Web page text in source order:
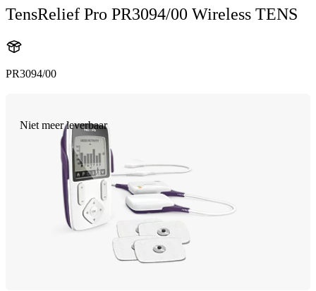
TensRelief Pro PR3094/00 Wireless TENS
PR3094/00
Niet meer leverbaar